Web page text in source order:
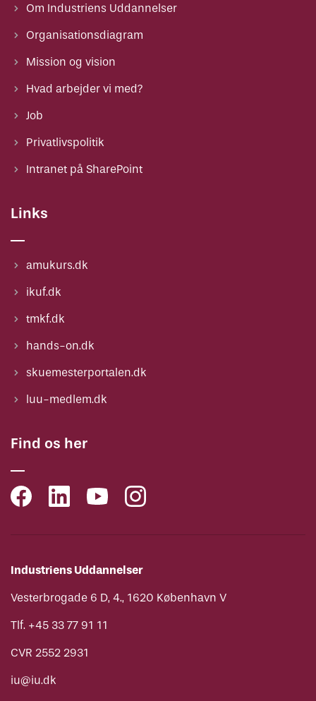
Om Industriens Uddannelser
Organisationsdiagram
Mission og vision
Hvad arbejder vi med?
Job
Privatlivspolitik
Intranet på SharePoint
Links
amukurs.dk
ikuf.dk
tmkf.dk
hands-on.dk
skuemesterportalen.dk
luu-medlem.dk
Find os her
Industriens Uddannelser
Vesterbrogade 6 D, 4., 1620 København V
Tlf. +45 33 77 91 11
CVR 2552 2931
iu@iu.dk